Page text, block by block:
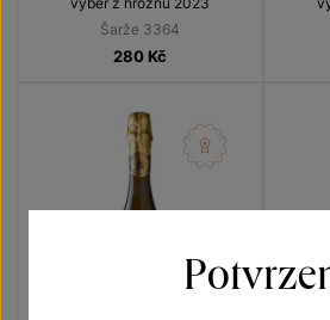
Šarže 3364
280 Kč